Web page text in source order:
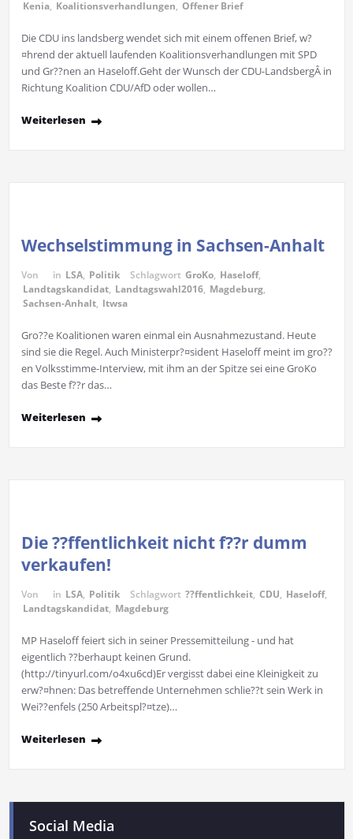
Kenia, Koalitionsverhandlungen, Offener Brief
Die CDU ins landsberg wendet sich mit einem offenen Brief, w?
¤hrend der aktuell laufenden Koalitionsverhandlungen mit SPD
und Gr??nen an Haseloff.Geht der Wunsch der CDU-LandsbergÂ in
Richtung Koalition CDU/AfD oder wollen…
Weiterlesen
Wechselstimmung in Sachsen-Anhalt
Von in LSA, Politik Schlagwort GroKo, Haseloff,
Landtagskandidat, Landtagswahl2016, Magdeburg,
Sachsen-Anhalt, ltwsa
Gro??e Koalitionen waren einmal ein Ausnahmezustand. Heute
sind sie die Regel. Auch Ministerpr?¤sident Haseloff meint im gro??
en Volksstimme-Interview, mit ihm an der Spitze sei eine GroKo
das Beste f??r das…
Weiterlesen
Die ??ffentlichkeit nicht f??r dumm
verkaufen!
Von in LSA, Politik Schlagwort ??ffentlichkeit, CDU, Haseloff,
Landtagskandidat, Magdeburg
MP Haseloff feiert sich in seiner Pressemitteilung - und hat
eigentlich ??berhaupt keinen Grund.
(http://tinyurl.com/o4xu6cd)Er vergisst dabei eine Kleinigkeit zu
erw?¤hnen: Das betreffende Unternehmen schlie??t sein Werk in
Wei??enfels (250 Arbeitspl?¤tze)…
Weiterlesen
Social Media